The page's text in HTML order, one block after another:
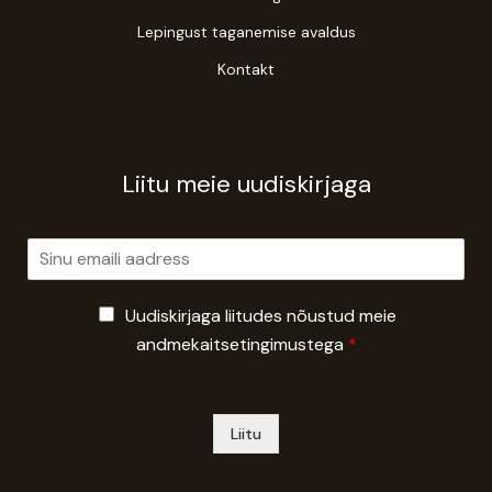
Lepingust taganemise avaldus
Kontakt
Liitu meie uudiskirjaga
E
m
Uudiskirjaga liitudes nõustud meie
andmekaitsetingimustega *
Liitu